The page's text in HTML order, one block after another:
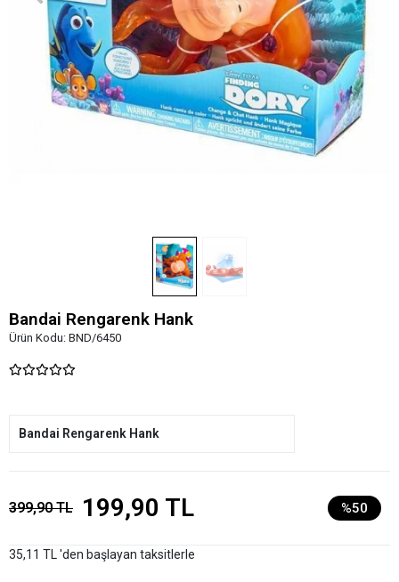
Bandai Rengarenk Hank
Ürün Kodu: BND/6450
Bandai Rengarenk Hank
399,90 TL 199,90 TL %50
35,11 TL 'den başlayan taksitlerle